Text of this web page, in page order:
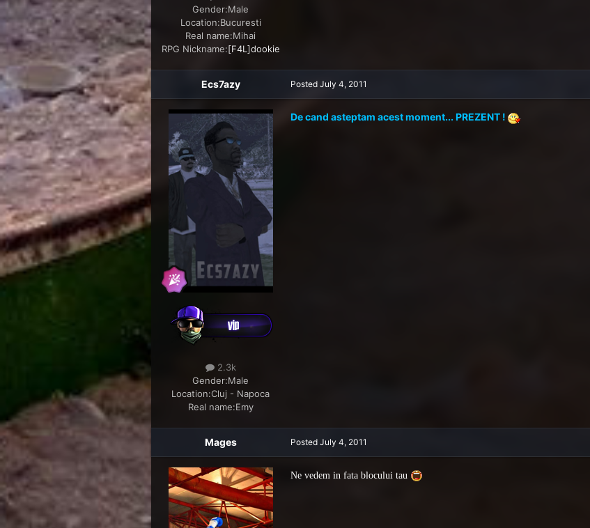
Gender:Male
Location:Bucuresti
Real name:Mihai
RPG Nickname:[F4L]dookie
Ecs7azy
2.3k
Gender:Male
Location:Cluj - Napoca
Real name:Emy
Posted July 4, 2011
De cand asteptam acest moment... PREZENT !
Mages Posted July 4, 2011
Ne vedem in fata blocului tau